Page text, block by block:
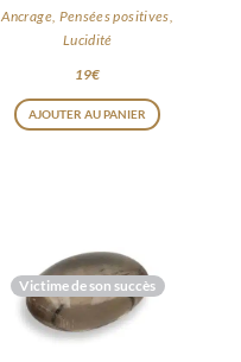
Ancrage, Pensées positives,
Lucidité
19€
AJOUTER AU PANIER
Victime de son succès